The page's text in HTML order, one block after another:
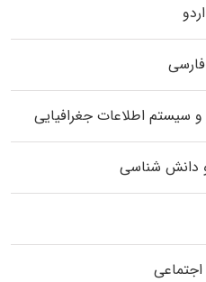
سیستم اطلاعات جغرافیایی
دانش شناسی